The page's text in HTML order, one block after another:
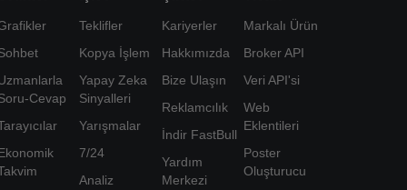
Cevap
Teklifler
Kopya İşlem
Yapay Zeka
Sinyalleri
Yarışmalar
7/24
Analiz
Kariyerler
Hakkımızda
Bize Ulaşın
Reklamcılık
İndir FastBull
Yardım
Merkezi
Markalı Ürün
Broker API
Veri API'si
Web
Eklentileri
Poster
Oluşturucu